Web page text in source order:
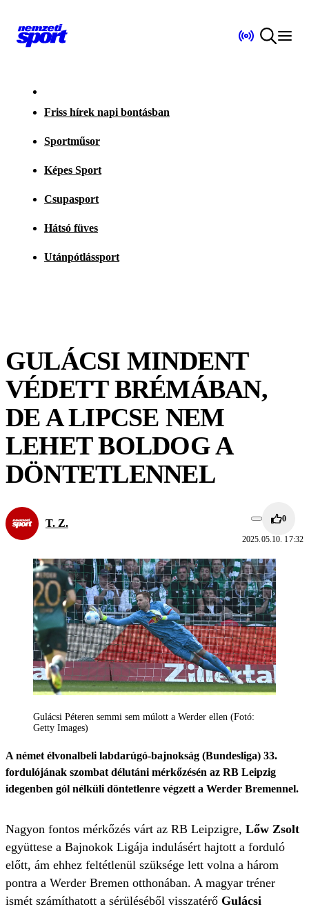
Friss hírek napi bontásban
Sportműsor
Képes Sport
Csupasport
Hátsó füves
Utánpótlássport
GULÁCSI MINDENT
VÉDETT BRÉMÁBAN,
DE A LIPCSE NEM
LEHET BOLDOG A
DÖNTETLENNEL
T. Z. 0
2025.05.10. 17:32
Gulácsi Péteren semmi sem múlott a Werder ellen (Fotó:
Getty Images)
A német élvonalbeli labdarúgó-bajnokság (Bundesliga) 33.
fordulójának szombat délutáni mérkőzésén az RB Leipzig
idegenben gól nélküli döntetlenre végzett a Werder Bremennel.
Nagyon fontos mérkőzés várt az RB Leipzigre, Lőw Zsolt
együttese a Bajnokok Ligája indulásért hajtott a forduló
előtt, ám ehhez feltétlenül szüksége lett volna a három
pontra a Werder Bremen otthonában. A magyar tréner
ismét számíthatott a sérüléséből visszatérő Gulácsi